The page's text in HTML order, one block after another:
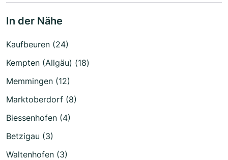
In der Nähe
Kaufbeuren (24)
Kempten (Allgäu) (18)
Memmingen (12)
Marktoberdorf (8)
Biessenhofen (4)
Betzigau (3)
Waltenhofen (3)